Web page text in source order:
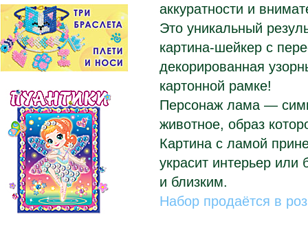
аккуратности и
Это уникальный
картина-шейкер с
декорированная
картонной рамке!
Персонаж лама —
животное, образ
Картина с ламой
украсит интерьер
и близким.
Набор продаётся в